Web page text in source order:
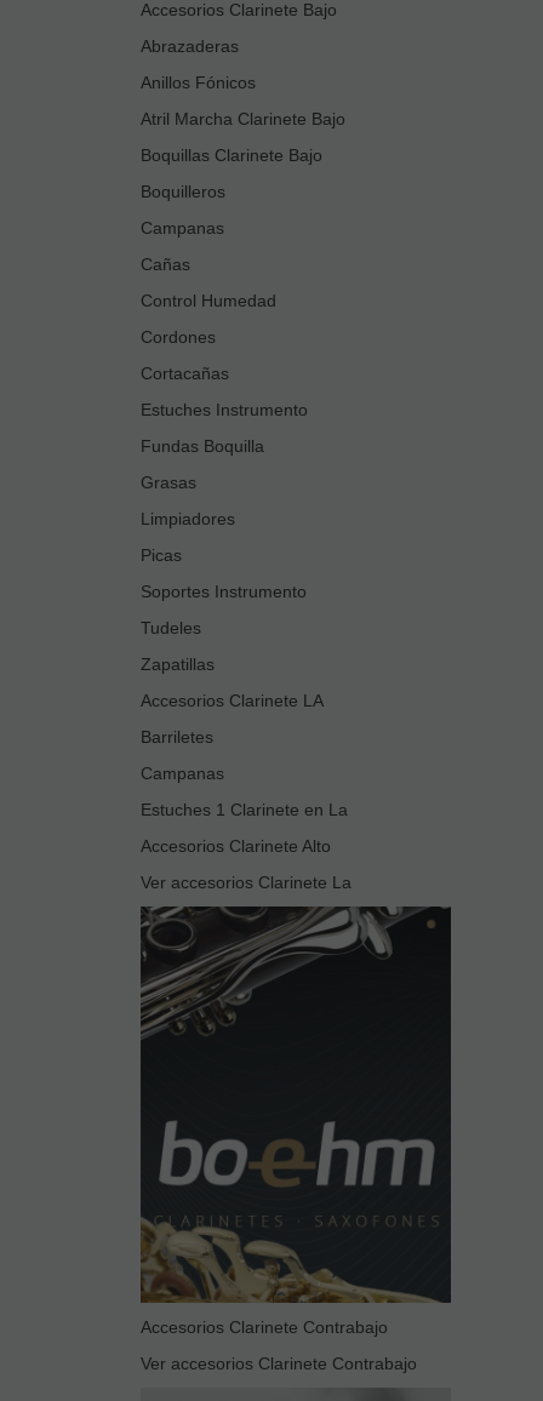
Accesorios Clarinete Bajo
Abrazaderas
Anillos Fónicos
Atril Marcha Clarinete Bajo
Boquillas Clarinete Bajo
Boquilleros
Campanas
Cañas
Control Humedad
Cordones
Cortacañas
Estuches Instrumento
Fundas Boquilla
Grasas
Limpiadores
Picas
Soportes Instrumento
Tudeles
Zapatillas
Accesorios Clarinete LA
Barriletes
Campanas
Estuches 1 Clarinete en La
Accesorios Clarinete Alto
Ver accesorios Clarinete La
Accesorios Clarinete Contrabajo
Ver accesorios Clarinete Contrabajo